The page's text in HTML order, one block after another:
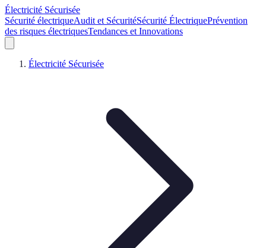
Électricité Sécurisée
Sécurité électriqueAudit et SécuritéSécurité ÉlectriquePrévention
des risques électriquesTendances et Innovations
Électricité Sécurisée